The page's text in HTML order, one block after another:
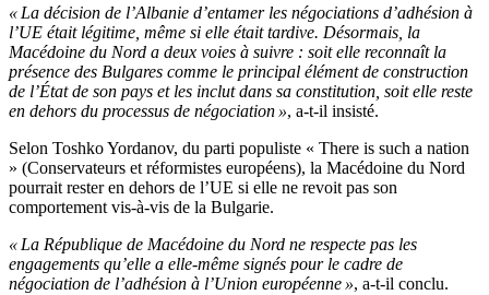
« La décision de l’Albanie d’entamer les négociations d’adhésion à
l’UE était légitime, même si elle était tardive. Désormais, la
Macédoine du Nord a deux voies à suivre : soit elle reconnaît la
présence des Bulgares comme le principal élément de construction
de l’État de son pays et les inclut dans sa constitution, soit elle reste
en dehors du processus de négociation », a-t-il insisté.
Selon Toshko Yordanov, du parti populiste « There is such a nation
» (Conservateurs et réformistes européens), la Macédoine du Nord
pourrait rester en dehors de l’UE si elle ne revoit pas son
comportement vis-à-vis de la Bulgarie.
« La République de Macédoine du Nord ne respecte pas les
engagements qu’elle a elle-même signés pour le cadre de
négociation de l’adhésion à l’Union européenne », a-t-il conclu.